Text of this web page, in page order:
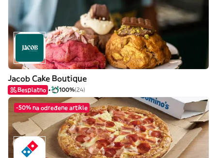
Jacob Cake Boutique
Besplatno 100%(24)
-50% na određene artikle